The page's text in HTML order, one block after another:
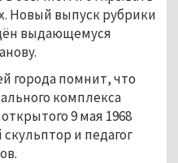
Новый выпуск рубрики
выдающемуся
города помнит, что
комплекса
9 мая 1968
и педагог